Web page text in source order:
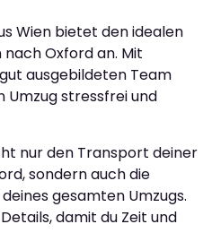
Wien bietet den idealen
nach Oxford an. Mit
ausgebildeten Team
Umzug stressfrei und
nur den Transport deiner
sondern auch die
gesamten Umzugs.
damit du Zeit und